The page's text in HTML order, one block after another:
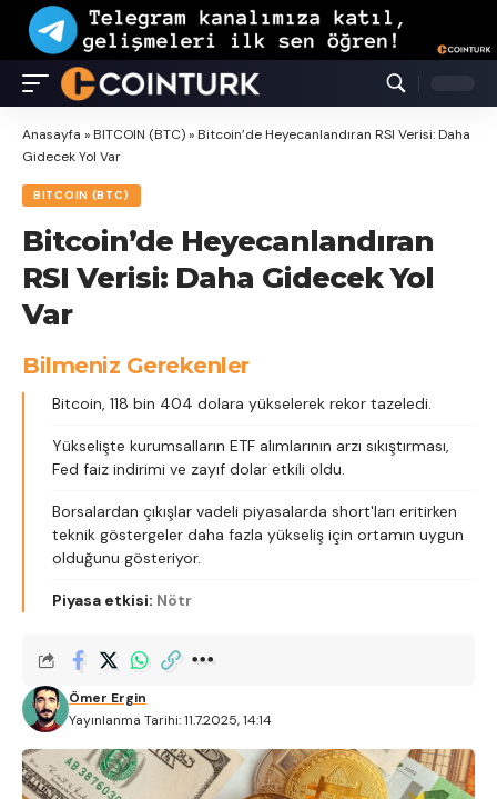
Anasayfa »BITCOIN (BTC)»Bitcoin’de Heyecanlandıran RSI Verisi: Daha
Gidecek Yol Var
BITCOIN (BTC)
Bitcoin’de Heyecanlandıran
RSI Verisi: Daha Gidecek Yol
Var
Bilmeniz Gerekenler
Bitcoin, 118 bin 404 dolara yükselerek rekor tazeledi.
Yükselişte kurumsalların ETF alımlarının arzı sıkıştırması,
Fed faiz indirimi ve zayıf dolar etkili oldu.
Borsalardan çıkışlar vadeli piyasalarda short'ları eritirken
teknik göstergeler daha fazla yükseliş için ortamın uygun
olduğunu gösteriyor.
Piyasa etkisi: Nötr
Yayınlanma Tarihi: 11.7.2025, 14:14
Ömer Ergin